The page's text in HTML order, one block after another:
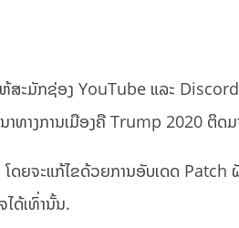
ສະມັກຊ່ອງ YouTube ແລະ
ທາງການເມືອງຄື Trump 2020 ຕິດມ
ຍຈະແກ້ໄຂດ້ວຍການອັບເດດ Patch
ດ້ເທົ່ານັ້ນ.